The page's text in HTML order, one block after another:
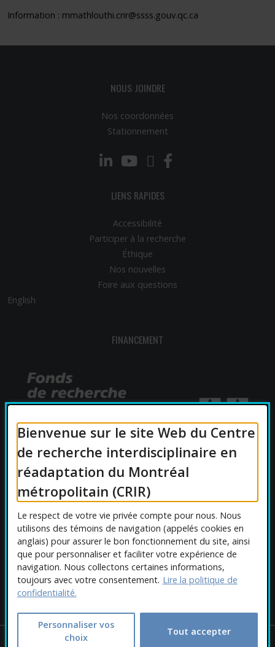
Bienvenue sur le site Web du Centre
de recherche interdisciplinaire en
réadaptation du Montréal
métropolitain (CRIR)
Le respect de votre vie privée compte pour nous. Nous
utilisons des témoins de navigation (appelés cookies en
anglais) pour assurer le bon fonctionnement du site, ainsi
que pour personnaliser et faciliter votre expérience de
navigation. Nous collectons certaines informations,
toujours avec votre consentement. Lire la politique de
confidentialité.
Personnaliser vos
choix
Tout accepter
Information : mmathlouthi.crir@ssss.gouv.qc.ca
NOUS JOINDRE
Nos coordonnées
Stationnement
LinkedIn
YouTube
Twitter
LIENS RAPIDES
Accessibilité
Participer à la recherche
Éthique
Nos nouvelles
Foire aux questions
English
FINANCEMENT
AFFILIATIONS UNIVERSITAIRES
Copyright © 2026 CRIR . Tous droits réservés.